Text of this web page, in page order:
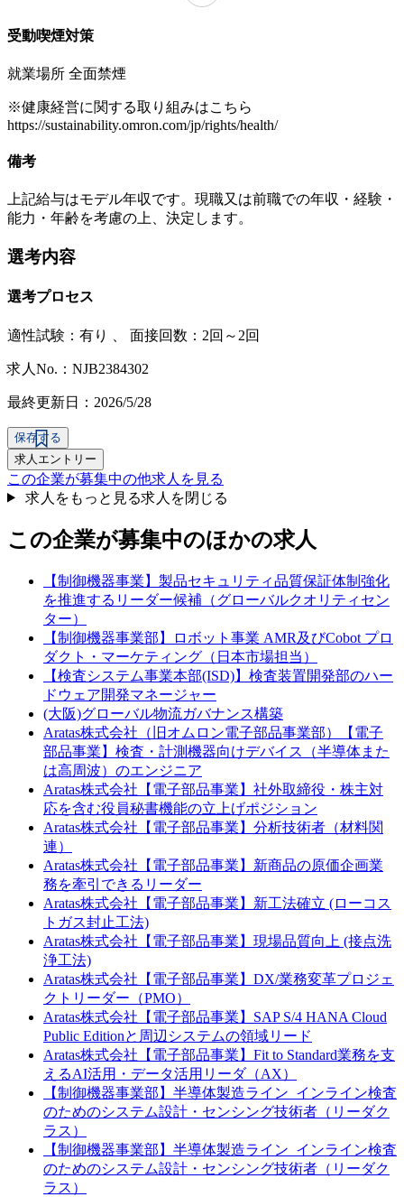
受動喫煙対策
就業場所 全面禁煙
※健康経営に関する取り組みはこちら
https://sustainability.omron.com/jp/rights/health/
備考
上記給与はモデル年収です。現職又は前職での年収・経験・
能力・年齢を考慮の上、決定します。
選考内容
選考プロセス
適性試験： 有り 面接回数：2回～2回
求人No.：NJB2384302
最終更新日：2026/5/28
保存する
求人エントリー
この企業が募集中の他求人を見る
求人をもっと見る求人を閉じる
この企業が募集中のほかの求人
【制御機器事業】製品セキュリティ品質保証体制強化
を推進するリーダー候補（グローバルクオリティセン
ター）
【制御機器事業部】ロボット事業 AMR及びCobot プロ
ダクト・マーケティング（日本市場担当）
【検査システム事業本部(ISD)】検査装置開発部のハー
ドウェア開発マネージャー
(大阪)グローバル物流ガバナンス構築
Aratas株式会社（旧オムロン電子部品事業部）【電子
部品事業】検査・計測機器向けデバイス（半導体また
は高周波）のエンジニア
Aratas株式会社【電子部品事業】社外取締役・株主対
応を含む役員秘書機能の立上げポジション
Aratas株式会社【電子部品事業】分析技術者（材料関
連）
Aratas株式会社【電子部品事業】新商品の原価企画業
務を牽引できるリーダー
Aratas株式会社【電子部品事業】新工法確立 (ローコス
トガス封止工法)
Aratas株式会社【電子部品事業】現場品質向上 (接点洗
浄工法)
Aratas株式会社【電子部品事業】DX/業務変革プロジェ
クトリーダー（PMO）
Aratas株式会社【電子部品事業】SAP S/4 HANA Cloud
Public Editionと周辺システムの領域リード
Aratas株式会社【電子部品事業】Fit to Standard業務を支
えるAI活用・データ活用リーダ（AX）
【制御機器事業部】半導体製造ライン_インライン検査
のためのシステム設計・センシング技術者（リーダク
ラス）
【制御機器事業部】半導体製造ライン_インライン検査
のためのシステム設計・センシング技術者（リーダク
ラス）